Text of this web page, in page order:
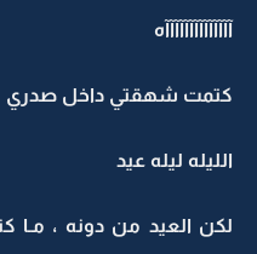
آآآآآآآآآآآآآآه
كتمت شهقتي داخل صدري
الليله ليله عيد
لكن العيد من دونه ، مـا